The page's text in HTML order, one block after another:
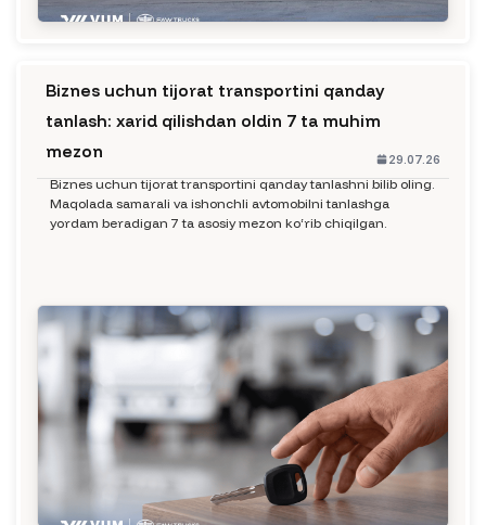
Biznes uchun tijorat transportini qanday
tanlash: xarid qilishdan oldin 7 ta muhim
mezon
29.07.26
Biznes uchun tijorat transportini qanday tanlashni bilib oling.
Maqolada samarali va ishonchli avtomobilni tanlashga
yordam beradigan 7 ta asosiy mezon ko‘rib chiqilgan.